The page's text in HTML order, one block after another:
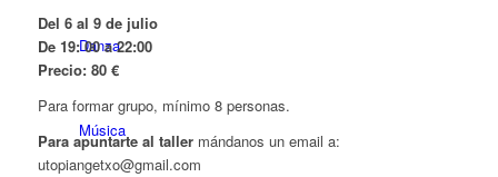
Danza
Música
Del 6 al 9 de julio
De 19: 00 a 22:00
Precio: 80 €
Para formar grupo, mínimo 8 personas.
Para apuntarte al tallermándanos un email a:
utopiangetxo@gmail.com